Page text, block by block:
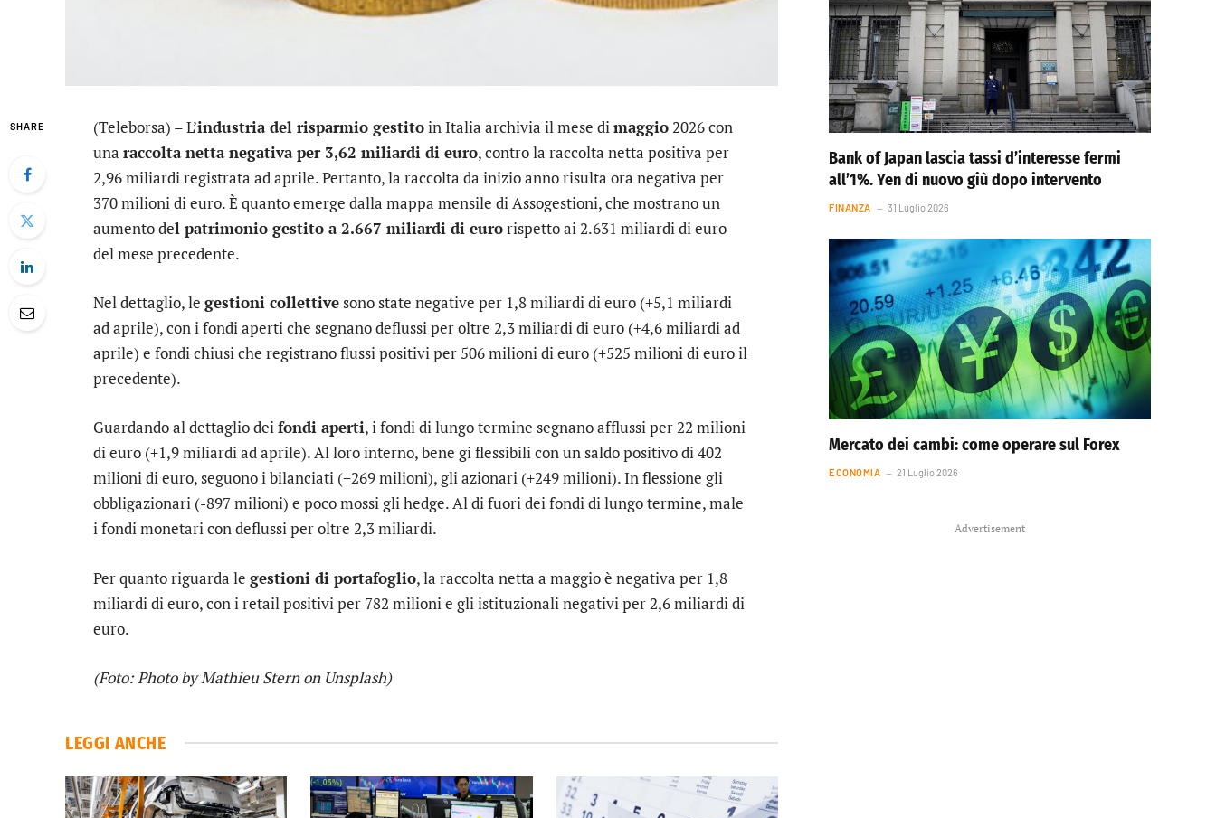
SHARE (Teleborsa) – L’industria del risparmio gestitoin Italia archivia il mese dimaggio2026 con
una raccolta netta negativa per 3,62 miliardi di euro, contro la raccolta netta positiva per
2,96 miliardi registrata ad aprile. Pertanto, la raccolta da inizio anno risulta ora negativa per
370 milioni di euro. È quanto emerge dalla mappa mensile di Assogestioni, che mostrano un
aumento del patrimonio gestito a 2.667 miliardi di eurorispetto ai 2.631 miliardi di euro
del mese precedente.
Nel dettaglio, le gestioni collettivesono state negative per 1,8 miliardi di euro (+5,1 miliardi
ad aprile), con i fondi aperti che segnano deflussi per oltre 2,3 miliardi di euro (+4,6 miliardi ad
aprile) e fondi chiusi che registrano flussi positivi per 506 milioni di euro (+525 milioni di euro il
precedente).
Guardando al dettaglio deifondi aperti, i fondi di lungo termine segnano afflussi per 22 milioni
di euro (+1,9 miliardi ad aprile). Al loro interno, bene gi flessibili con un saldo positivo di 402
milioni di euro, seguono i bilanciati (+269 milioni), gli azionari (+249 milioni). In flessione gli
obbligazionari (-897 milioni) e poco mossi gli hedge. Al di fuori dei fondi di lungo termine, male
i fondi monetari con deflussi per oltre 2,3 miliardi.
Per quanto riguarda le gestioni di portafoglio, la raccolta netta a maggio è negativa per 1,8
miliardi di euro, con i retail positivi per 782 milioni e gli istituzionali negativi per 2,6 miliardi di
euro.
(Foto: Photo by Mathieu Stern on Unsplash)
LEGGI ANCHE
Bank of Japan lascia tassi d’interesse fermi
all’1%. Yen di nuovo giù dopo intervento
FINANZA 31 Luglio 2026
Mercato dei cambi: come operare sul Forex
ECONOMIA 21 Luglio 2026
Advertisement